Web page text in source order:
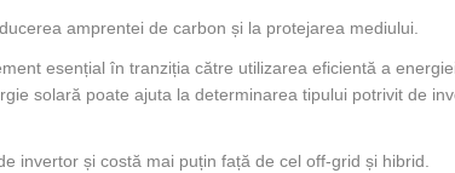
amprentei de carbon și la protejarea mediului.
esențial în tranziția către utilizarea eficientă a
solară poate ajuta la determinarea tipului potrivit de
invertor și costă mai puțin față de cel off-grid și hibrid.